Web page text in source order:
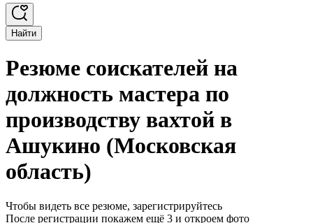
Найти
Резюме соискателей на
должность мастера по
производству вахтой в
Ашукино (Московская
область)
Чтобы видеть все резюме, зарегистрируйтесь
После регистрации покажем ещё 3 и откроем фото